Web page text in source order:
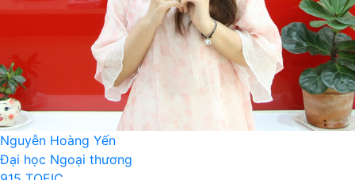
Nguyễn Hoàng Yến
Đại học Ngoại thương